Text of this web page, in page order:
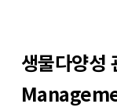
생물다양